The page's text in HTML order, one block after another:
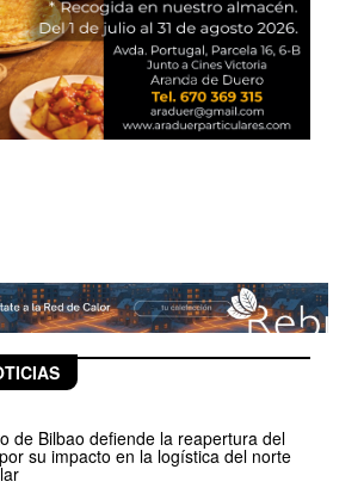
de Bilbao defiende la reapertura del
su impacto en la logística del norte